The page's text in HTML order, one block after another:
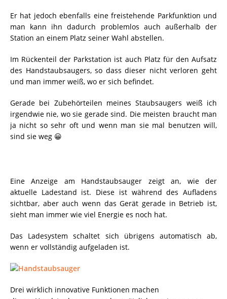
Er hat jedoch ebenfalls eine freistehende Parkfunktion und
man kann ihn dadurch problemlos auch außerhalb der
Station an einem Platz seiner Wahl abstellen.
Im Rückenteil der Parkstation ist auch Platz für den Aufsatz
des Handstaubsaugers, so dass dieser nicht verloren geht
und man immer weiß, wo er sich befindet.
Gerade bei Zubehörteilen meines Staubsaugers weiß ich
irgendwie nie, wo sie gerade sind. Die meisten braucht man
ja nicht so sehr oft und wenn man sie mal benutzen will,
sind sie weg 😀
Eine Anzeige am Handstaubsauger zeigt an, wie der
aktuelle Ladestand ist. Diese ist während des Aufladens
sichtbar, aber auch wenn das Gerät gerade in Betrieb ist,
sieht man immer wie viel Energie es noch hat.
Das Ladesystem schaltet sich übrigens automatisch ab,
wenn er vollständig aufgeladen ist.
Drei wirklich innovative Funktionen machen